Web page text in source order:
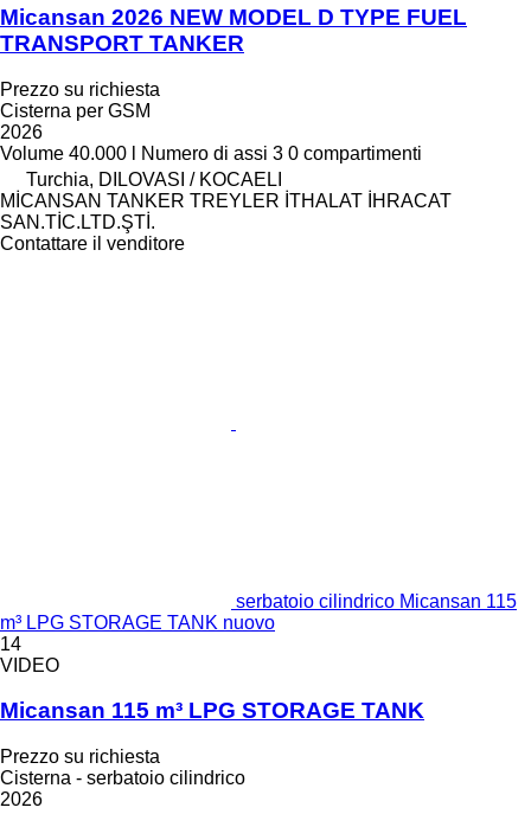
Micansan 2026 NEW MODEL D TYPE FUEL
TRANSPORT TANKER
Prezzo su richiesta
Cisterna per GSM
2026
Volume 40.000 l Numero di assi 3 0 compartimenti
Turchia, DILOVASI / KOCAELI
MİCANSAN TANKER TREYLER İTHALAT İHRACAT
SAN.TİC.LTD.ŞTİ.
Contattare il venditore
serbatoio cilindrico Micansan 115
m³ LPG STORAGE TANK nuovo
14
VIDEO
Micansan 115 m³ LPG STORAGE TANK
Prezzo su richiesta
Cisterna - serbatoio cilindrico
2026